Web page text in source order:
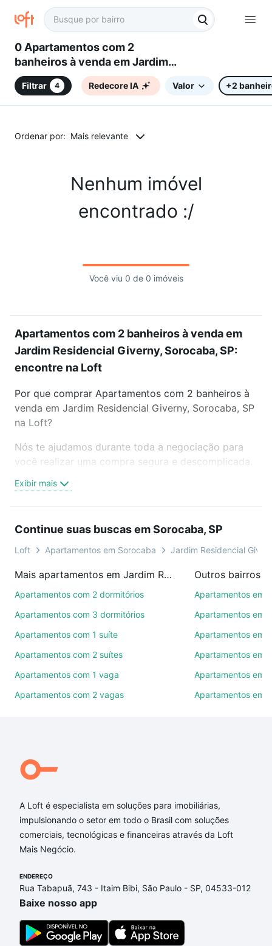
0 Apartamentos com 2
banheiros à venda em Jardim
Residencial Giverny, Sorocaba,
SPFiltrar 4 Redecore IA Valor +2
Ordenar por: Mais relevante
Nenhum imóvel
encontrado :/
Você viu 0 de 0 imóveis
Apartamentos com 2 banheiros à venda em
Jardim Residencial Giverny, Sorocaba, SP:
encontre na Loft
Por que comprar Apartamentos com 2 banheiros à
venda em Jardim Residencial Giverny, Sorocaba, SP
na Loft?
Nós te ajudamos durante toda a negociação para
você realizar uma compra segura e descomplicada.
trabalho e do metrô, aqui você vai encontrar a
oferta ideal de Apartamentos com 2 banheiros à
para conquistar seu sonho. Agende uma visita
presencial ou por videochamada, é grátis, sem
mil corretores e imobiliárias te ajudando na compra,
venda ou troca de imóveis.
Como escolher um imóvel?
Use barra de busca no topo para pesquisar por
ruas, bairros e até condomínios favoritos. Você
também pode usar os filtros como quantidade de
combinar perfeitamente com o preço, metragem e
Sorocaba, SP ideal para você na Loft.
Qual o preço de Apartamentos com 2 banheiros à
SP?
Aqui na Loft temos a oferta ideal para você, com
Apartamentos com 2 banheiros à venda em Jardim
partir de R$ 0 e com nossas opções de
financiamento imobiliário as parcelas podem se
adequar ao seu orçamento. Se ainda tem alguma
dúvida dos custos envolvidos no processo de
compra, veja em nosso portal quanto custa comprar
Exibir mais
Continue suas buscas em Sorocaba, SP
Loft Apartamentos em Sorocaba Jardim Residencial
Mais apartamentos em Jardim Residencial Giverny
Apartamentos com 2 dormitórios
Apartamentos com 3 dormitórios
Apartamentos com 1 suíte
Apartamentos com 2 suítes
Apartamentos com 1 vaga
Apartamentos com 2 vagas
Outros bairros
Apartamentos em
Apartamentos em
Apartamentos em
Apartamentos em
Apartamentos em
Apartamentos em
A Loft é especialista em soluções para imobiliárias,
impulsionando o setor em todo o Brasil com soluções
comerciais, tecnológicas e financeiras através da Loft
Mais Negócio.
ENDEREÇO
Rua Tabapuã, 743 - Itaim Bibi, São Paulo - SP, 04533-012
Baixe nosso app